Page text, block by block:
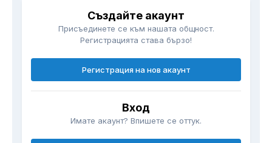
Създайте акаунт
Присъединете се към нашата общност.
Регистрацията става бързо!
Регистрация на нов акаунт
Вход
Имате акаунт? Впишете се оттук.